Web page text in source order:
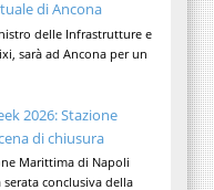
di Ancona
delle Infrastrutture e
sarà ad Ancona per un
2026: Stazione
di chiusura
Marittima di Napoli
conclusiva della